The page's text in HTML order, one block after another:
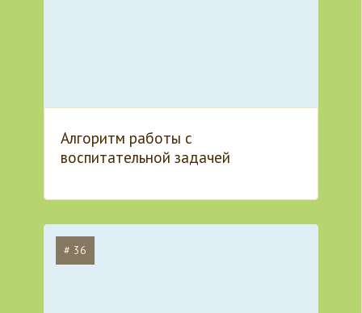
Алгоритм работы с
воспитательной задачей
# 36